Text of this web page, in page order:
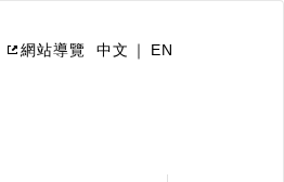
網站導覽 中文 EN